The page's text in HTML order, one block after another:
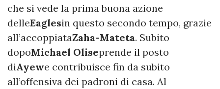
che si vede la prima buona azione
delleEaglesin questo secondo tempo, grazie
all’accoppiataZaha-Mateta. Subito
dopoMichael Oliseprende il posto
diAyewe contribuisce fin da subito
all’offensiva dei padroni di casa. Al